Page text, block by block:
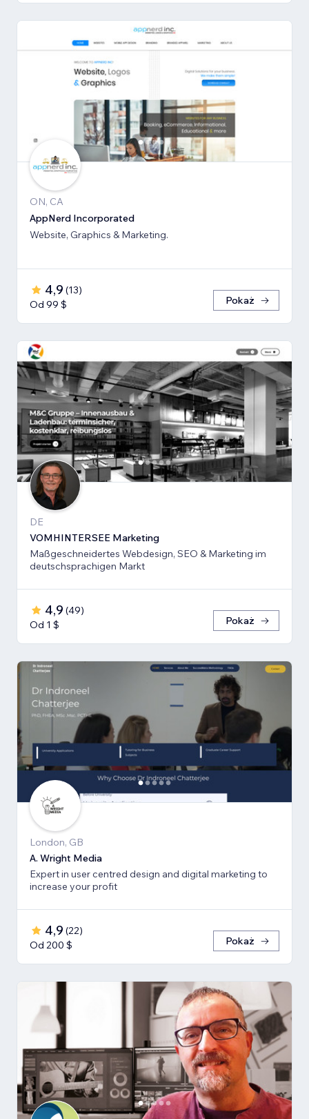
ON, CA
AppNerd Incorporated
Website, Graphics & Marketing.
4,9 (13)
Od 99 $
Pokaż
DE
VOMHINTERSEE Marketing
Maßgeschneidertes Webdesign, SEO & Marketing im
deutschsprachigen Markt
4,9 (49)
Od 1 $
Pokaż
London, GB
A. Wright Media
Expert in user centred design and digital marketing to
increase your profit
4,9 (22)
Od 200 $
Pokaż